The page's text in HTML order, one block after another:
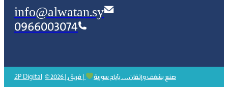
info@alwatan.sy
0966003074
2P Digital © 2026 | صنع بشغف وإتقان… بأيادٍ سورية | فريق